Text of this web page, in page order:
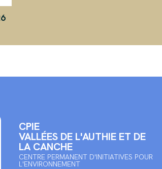
CPIE
VALLÉES DE L'AUTHIE ET DE
LA CANCHE
CENTRE PERMANENT D'INITIATIVES POUR
L'ENVIRONNEMENT